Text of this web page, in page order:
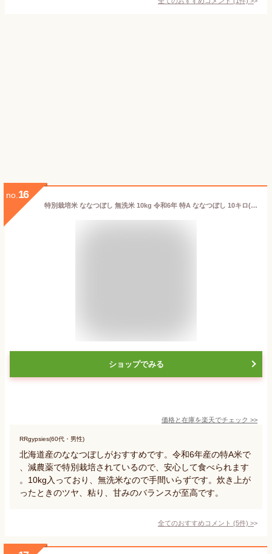
no. 16
特別栽培米 ななつぼし 無洗米 10kg 令和6年 特A ななつぼし 10キロ(5kg×2袋) 北海道 米 無洗米 10kg 北海道 きなうすファーム 農家直送 お米 令和6年産 新米 北海道産米 2024年産【送料無料】
ショップでみる
価格と在庫を楽天でチェック >>
RRgypsies(60代・男性)
北海道産のななつぼしがおすすめです。令和6年産の特A米で
、減農薬で特別栽培されているので、安心して食べられます
。10kg入っており、無洗米なので手間いらずです。炊き上が
ったときのツヤ、粘り、甘みのバランスが至高です。
全てのおすすめコメント (5件) >